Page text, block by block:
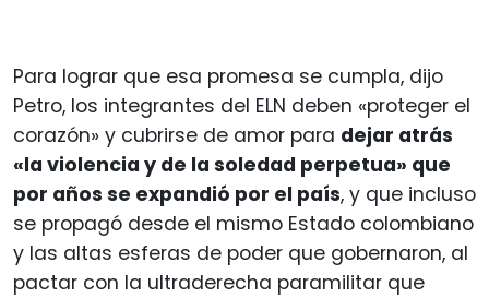
Para lograr que esa promesa se cumpla, dijo
Petro, los integrantes del ELN deben «proteger el
corazón» y cubrirse de amor para dejar atrás
«la violencia y de la soledad perpetua» que
por años se expandió por el país, y que incluso
se propagó desde el mismo Estado colombiano
y las altas esferas de poder que gobernaron, al
pactar con la ultraderecha paramilitar que